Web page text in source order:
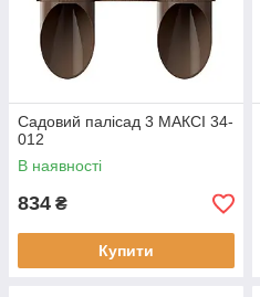
Садовий палісад 3 МАКСІ 34-
012
В наявності
834 ₴
Купити